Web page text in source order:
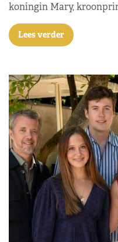
koningin Mary,
Lees verder